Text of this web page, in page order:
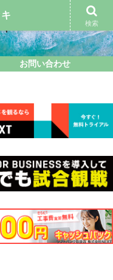
お問い合わせ
検索